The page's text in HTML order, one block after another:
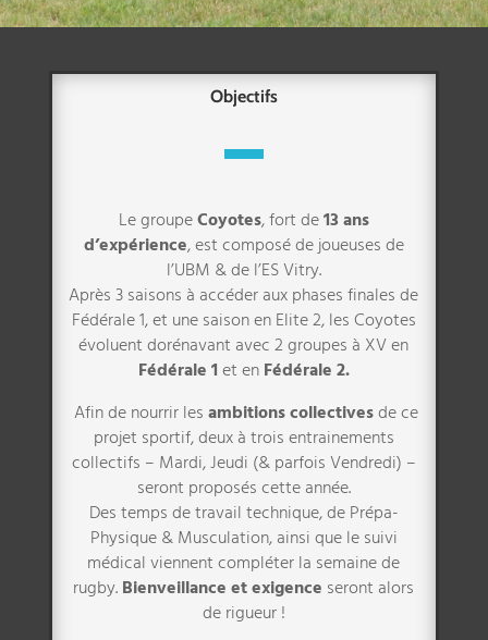
Objectifs
Le groupeCoyotes, fort de13 ans
d’expérience, est composé de joueuses de
l’UBM & de l’ES Vitry.
Après 3 saisons à accéder aux phases finales de
Fédérale 1, et une saison en Elite 2, les Coyotes
évoluent dorénavant avec 2 groupes à XV en
Fédérale 1 et en Fédérale 2.
Afin de nourrir les ambitions collectivesde ce
projet sportif, deux à trois entrainements
collectifs – Mardi, Jeudi (& parfois Vendredi) –
seront proposés cette année.
Des temps de travail technique, de Prépa-
Physique & Musculation, ainsi que le suivi
médical viennent compléter la semaine de
rugby. Bienveillance et exigence seront alors
de rigueur !